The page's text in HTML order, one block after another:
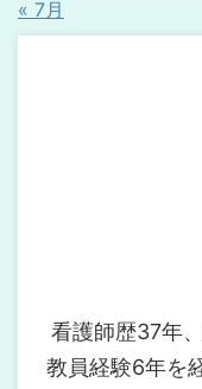
« 7月
看護師歴37年
教員経験6年を